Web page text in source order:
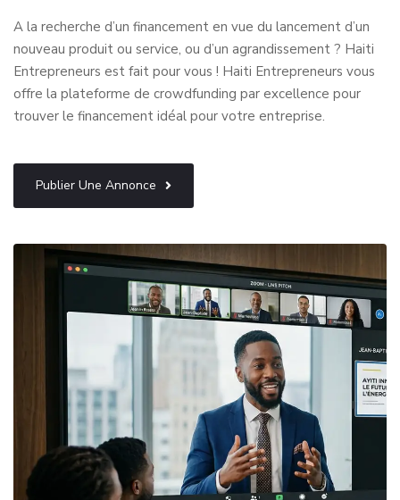
A la recherche d’un financement en vue du lancement d’un
nouveau produit ou service, ou d’un agrandissement ? Haiti
Entrepreneurs est fait pour vous ! Haiti Entrepreneurs vous
offre la plateforme de crowdfunding par excellence pour
trouver le financement idéal pour votre entreprise.
Publier Une Annonce